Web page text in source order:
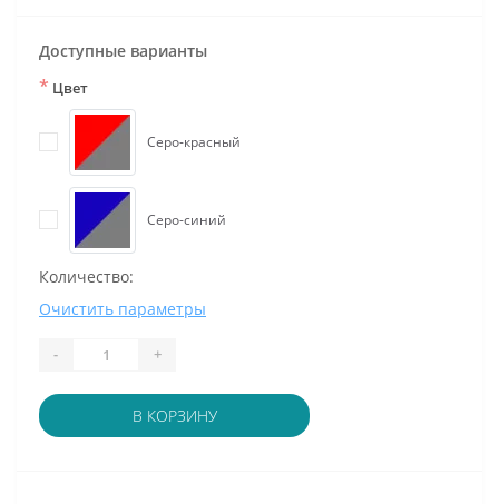
Доступные варианты
* Цвет
Серо-красный
Серо-синий
Количество:
Очистить параметры
- +
В КОРЗИНУ